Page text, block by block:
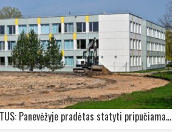
FUTBOLAS VISUS METUS: Panevėžyje pradėtas statyti pripučiamas futbolo maniežas